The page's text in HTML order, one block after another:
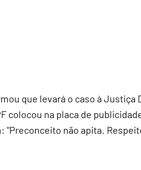
que levará o caso à Justiça
colocou na placa de
"Preconceito não apita.